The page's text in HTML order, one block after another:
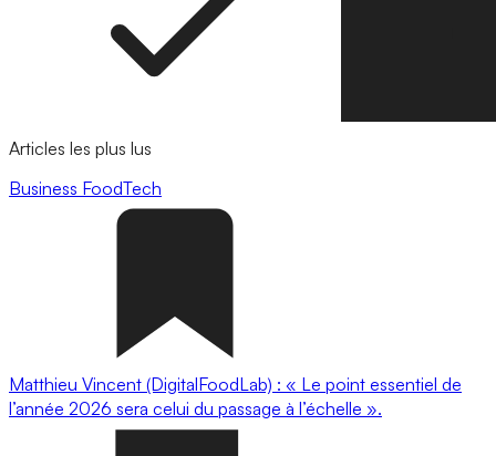
Articles les plus lus
Business FoodTech
Matthieu Vincent (DigitalFoodLab) : « Le point essentiel de
l’année 2026 sera celui du passage à l’échelle ».